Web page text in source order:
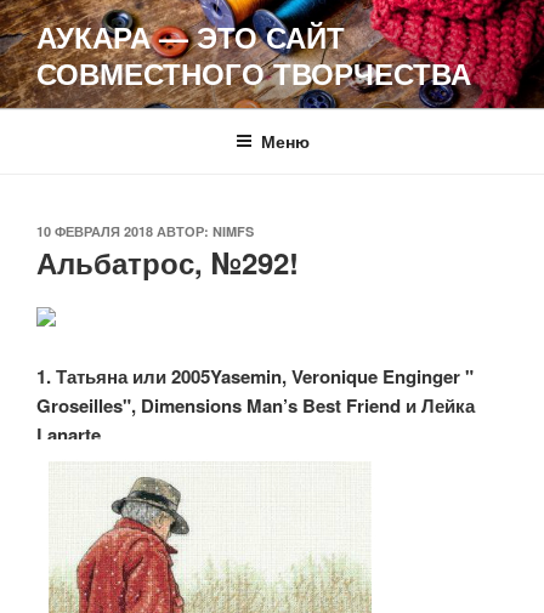
Перейти
к
содержимому
АУКАРА — ЭТО САЙТ
СОВМЕСТНОГО ТВОРЧЕСТВА
Меню
ОПУБЛИКОВАНО
10 ФЕВРАЛЯ 2018 АВТОР: NIMFS
Альбатрос, №292!
1. Татьяна или 2005Yasemin, Veronique Enginger "
Groseilles", Dimensions Man’s Best Friend и Лейка
Lanarte